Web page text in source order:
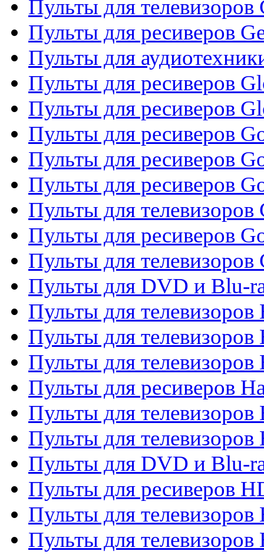
Пульты для телевизоров
Пульты для ресиверов
Пульты для
Пульты для ресиверов
Пульты для ресиверов
Пульты для ресиверов
Пульты для ресиверов
Пульты для ресиверов
Пульты для телевизоров
Пульты для ресиверов
Пульты для телевизоров
Пульты для DVD и Blu-
Пульты для телевизоров
Пульты для телевизоров
Пульты для
Пульты для ресиверов
Пульты для телевизоров
Пульты для телевизоров
Пульты для DVD и Blu-
Пульты для ресиверов
Пульты для
Пульты для телевизоров